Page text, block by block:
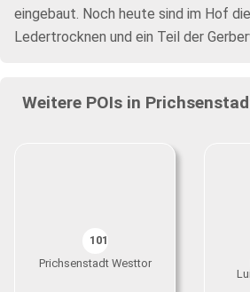
eingebaut. Noch heute sind im Hof
Ledertrocknen und ein Teil der
Weitere POIs in
101
Prichsenstadt Westtor